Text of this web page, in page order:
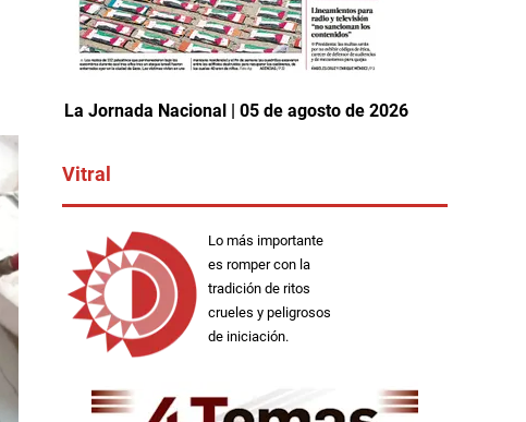
La Jornada Nacional | 05 de agosto de 2026
Vitral
Lo más importante
es romper con la
tradición de ritos
crueles y peligrosos
de iniciación.